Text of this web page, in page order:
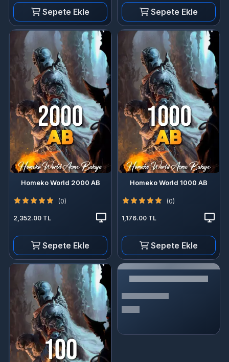
Sepete Ekle Sepete Ekle
Homeko World 2000 AB
(0)
2,352.00 TL
Sepete Ekle
Homeko World 1000 AB
(0)
1,176.00 TL
Sepete Ekle